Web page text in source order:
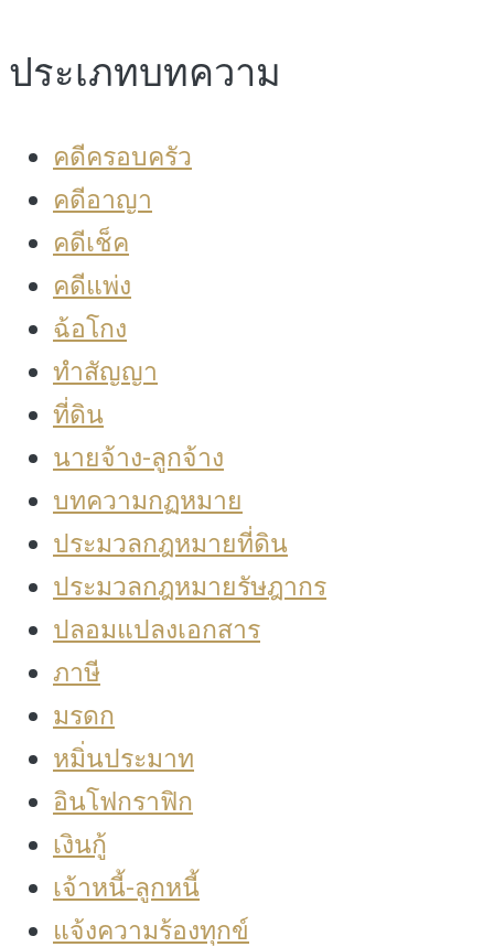
ประเภทบทความ
คดีครอบครัว
คดีอาญา
คดีเช็ค
คดีแพ่ง
ฉ้อโกง
ทำสัญญา
ที่ดิน
นายจ้าง-ลูกจ้าง
บทความกฏหมาย
ประมวลกฎหมายที่ดิน
ประมวลกฎหมายรัษฎากร
ปลอมแปลงเอกสาร
ภาษี
มรดก
หมิ่นประมาท
อินโฟกราฟิก
เงินกู้
เจ้าหนี้-ลูกหนี้
แจ้งความร้องทุกข์